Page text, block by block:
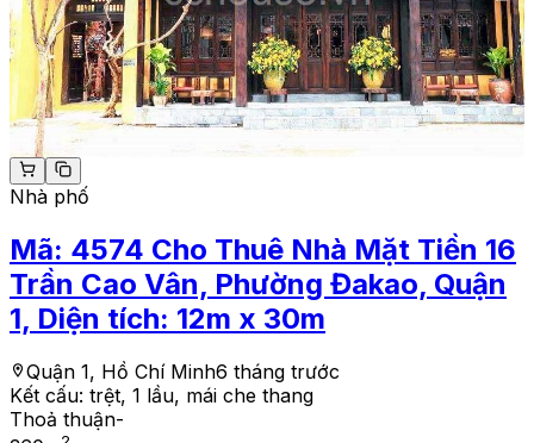
Nhà phố
Mã: 4574 Cho Thuê Nhà Mặt Tiền 16
Trần Cao Vân, Phường Đakao, Quận
1, Diện tích: 12m x 30m
Quận 1, Hồ Chí Minh6 tháng trước
Kết cấu: trệt, 1 lầu, mái che thang
Thoả thuận-